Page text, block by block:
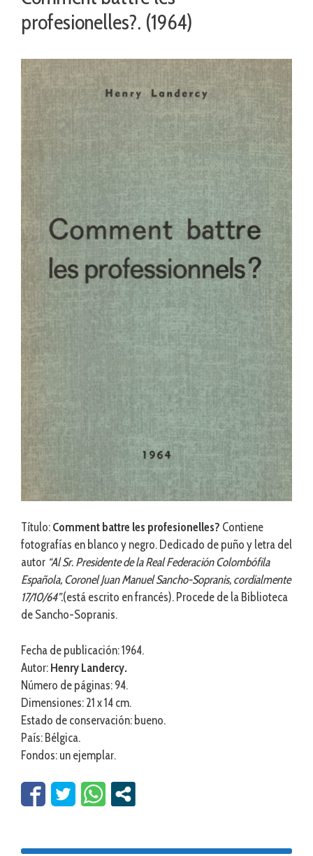
profesionelles?. (1964)
Título: Comment battre les profesionelles? Contiene
fotografías en blanco y negro. Dedicado de puño y letra del
autor “Al Sr. Presidente de la Real Federación Colombófila
Española, Coronel Juan Manuel Sancho-Sopranis, cordialmente
17/10/64”.(está escrito en francés). Procede de la Biblioteca
de Sancho-Sopranis.
Fecha de publicación: 1964.
Autor: Henry Landercy.
Número de páginas: 94.
Dimensiones: 21 x 14 cm.
Estado de conservación: bueno.
País: Bélgica.
Fondos: un ejemplar.